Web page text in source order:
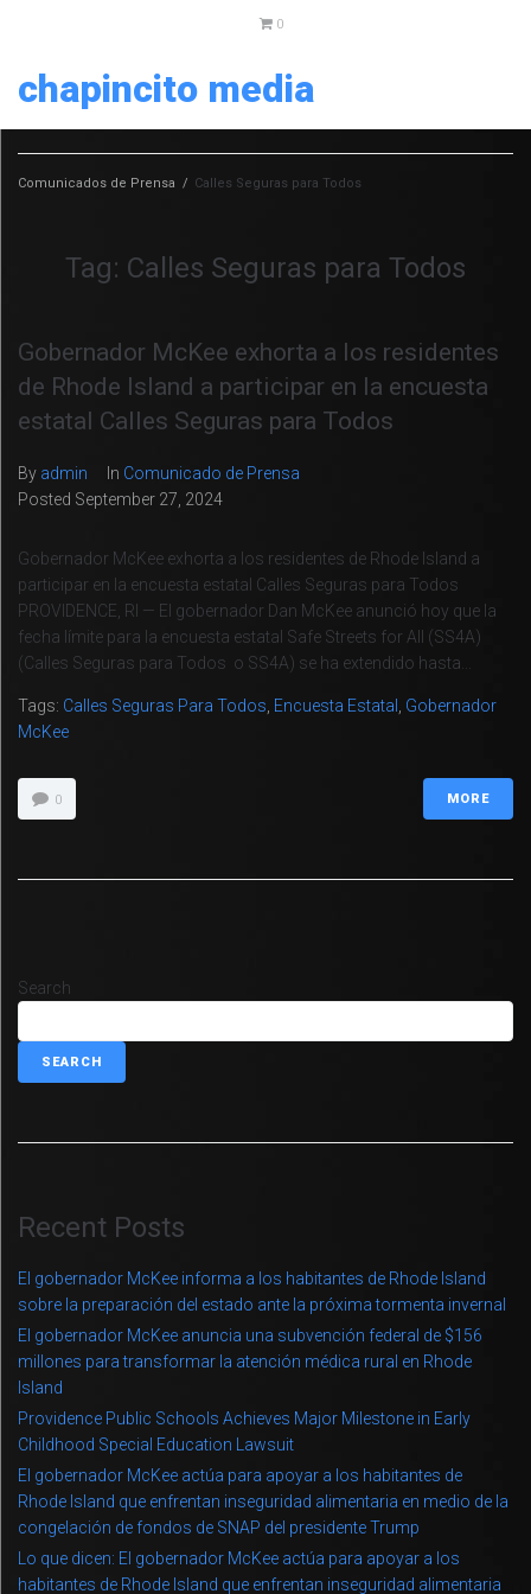
0
chapincito media
Comunicados de Prensa / Calles Seguras para Todos
Tag: Calles Seguras para Todos
Gobernador McKee exhorta a los residentes
de Rhode Island a participar en la encuesta
estatal Calles Seguras para Todos
By admin In Comunicado de Prensa
Posted September 27, 2024
Gobernador McKee exhorta a los residentes de Rhode Island a
participar en la encuesta estatal Calles Seguras para Todos
PROVIDENCE, RI — El gobernador Dan McKee anunció hoy que la
fecha límite para la encuesta estatal Safe Streets for All (SS4A)
(Calles Seguras para Todos o SS4A) se ha extendido hasta...
Tags: Calles Seguras Para Todos Encuesta Estatal
Gobernador
McKee
0 MORE
Search
SEARCH
Recent Posts
El gobernador McKee informa a los habitantes de Rhode Island
sobre la preparación del estado ante la próxima tormenta invernal
El gobernador McKee anuncia una subvención federal de $156
millones para transformar la atención médica rural en Rhode
Island
Providence Public Schools Achieves Major Milestone in Early
Childhood Special Education Lawsuit
El gobernador McKee actúa para apoyar a los habitantes de
Rhode Island que enfrentan inseguridad alimentaria en medio de la
congelación de fondos de SNAP del presidente Trump
Lo que dicen: El gobernador McKee actúa para apoyar a los
habitantes de Rhode Island que enfrentan inseguridad alimentaria